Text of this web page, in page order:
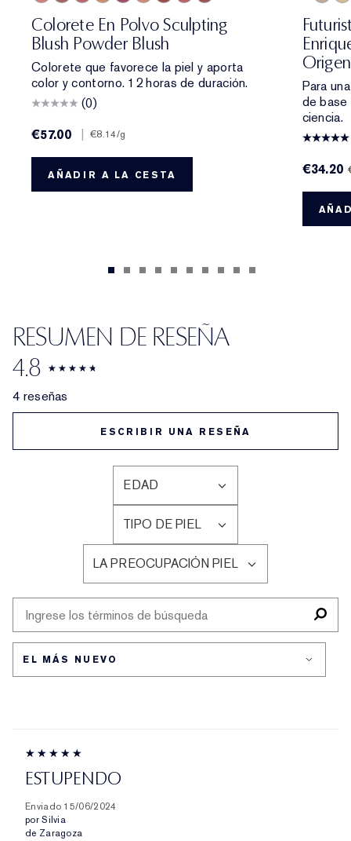
Colorete En Polvo Sculpting
Blush Powder Blush
Colorete que favorece la piel y aporta
color y contorno. 12 horas de duración.
(0)
€57.00
€8.14/g
AÑADIR A LA CESTA
Para
de base
ciencia.
€34.20
RESUMEN DE RESEÑA
4.8
4 reseñas
ESCRIBIR UNA RESEÑA
EDAD
FILTRAR
RESEÑAS
POR
EDAD
TIPO DE PIEL
FILTRAR
RESEÑAS
POR
TIPO
DE
PIEL
LA PREOCUPACIÓN PIEL
FILTRAR
RESEÑAS
LA
PIEL
ESTUPENDO
Enviado 15/06/2024
por Silvia
de Zaragoza